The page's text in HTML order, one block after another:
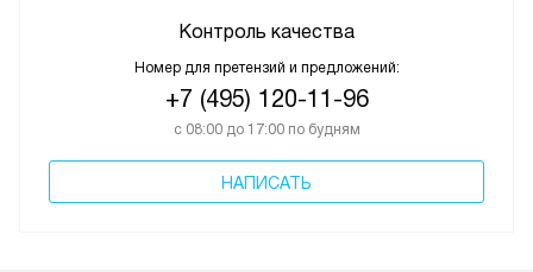
Контроль качества
Номер для претензий и предложений:
+7 (495) 120-11-96
с 08:00 до 17:00 по будням
НАПИСАТЬ